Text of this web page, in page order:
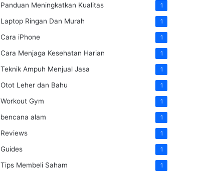
Panduan Meningkatkan Kualitas 1
Laptop Ringan Dan Murah 1
Cara iPhone 1
Cara Menjaga Kesehatan Harian 1
Teknik Ampuh Menjual Jasa 1
Otot Leher dan Bahu 1
Workout Gym 1
bencana alam 1
Reviews 1
Guides 1
Tips Membeli Saham 1